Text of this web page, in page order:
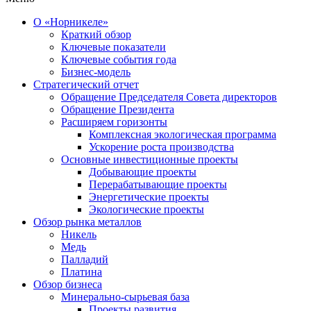
О «Норникеле»
Краткий обзор
Ключевые показатели
Ключевые события года
Бизнес-модель
Стратегический отчет
Обращение Председателя Совета директоров
Обращение Президента
Расширяем горизонты
Комплексная экологическая программа
Ускорение роста производства
Основные инвестиционные проекты
Добывающие проекты
Перерабатывающие проекты
Энергетические проекты
Экологические проекты
Обзор рынка металлов
Никель
Медь
Палладий
Платина
Обзор бизнеса
Минерально-сырьевая база